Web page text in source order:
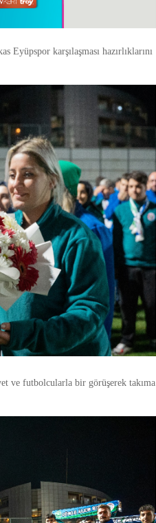
karşılaşması hazırlıklarını
ve futbolcularla bir görüşerek takıma